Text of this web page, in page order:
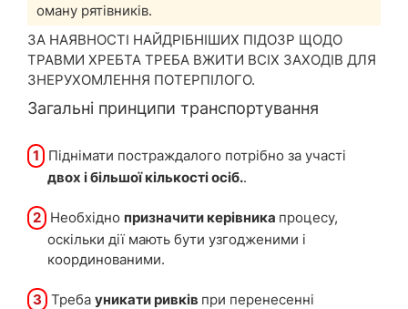
оману рятівників.
ЗА НАЯВНОСТІ НАЙДРІБНІШИХ ПІДОЗР ЩОДО
ТРАВМИ ХРЕБТА ТРЕБА ВЖИТИ ВСІХ ЗАХОДІВ ДЛЯ
ЗНЕРУХОМЛЕННЯ ПОТЕРПІЛОГО.
Загальні принципи транспортування
1
Піднімати постраждалого потрібно за участі
двох і більшої кількості осіб..
2 Необхідно призначити керівника процесу,
оскільки дії мають бути узгодженими і
координованими.
3 Треба уникати ривків при перенесенні